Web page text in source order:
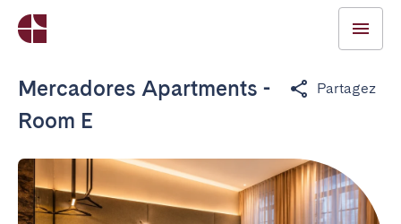
Mercadores Apartments -
Room E
Partagez